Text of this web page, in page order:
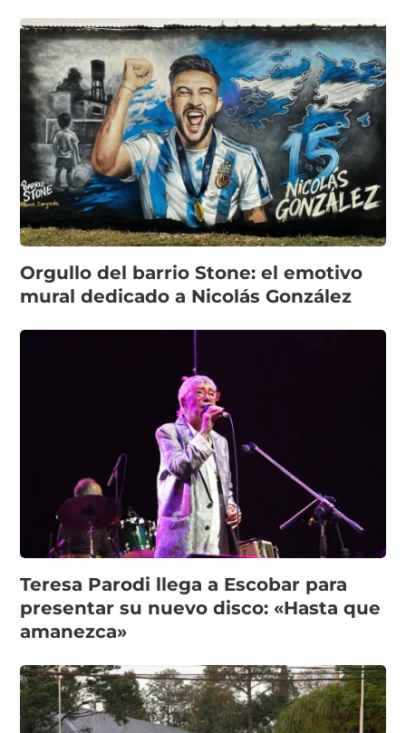
Orgullo del barrio Stone: el emotivo
mural dedicado a Nicolás González
Teresa Parodi llega a Escobar para
presentar su nuevo disco: «Hasta que
amanezca»